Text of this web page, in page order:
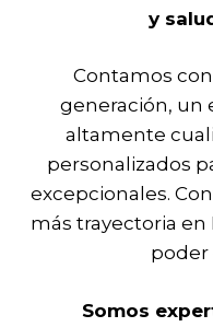
y
Contamos
generación, un
altamente
personalizados
excepcionales.
más trayectoria en
poder
Somos